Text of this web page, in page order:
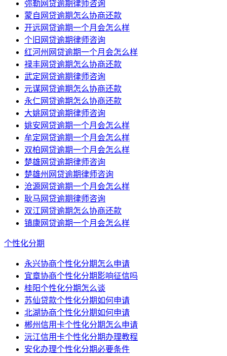
弥勒网贷逾期律师咨询
蒙自网贷逾期怎么协商还款
开远网贷逾期一个月会怎么样
个旧网贷逾期律师咨询
红河州网贷逾期一个月会怎么样
禄丰网贷逾期怎么协商还款
武定网贷逾期律师咨询
元谋网贷逾期怎么协商还款
永仁网贷逾期怎么协商还款
大姚网贷逾期律师咨询
姚安网贷逾期一个月会怎么样
牟定网贷逾期一个月会怎么样
双柏网贷逾期一个月会怎么样
楚雄网贷逾期律师咨询
楚雄州网贷逾期律师咨询
沧源网贷逾期一个月会怎么样
耿马网贷逾期律师咨询
双江网贷逾期怎么协商还款
镇康网贷逾期一个月会怎么样
个性化分期
永兴协商个性化分期怎么申请
宜章协商个性化分期影响征信吗
桂阳个性化分期怎么谈
苏仙贷款个性化分期如何申请
北湖协商个性化分期如何申请
郴州信用卡个性化分期怎么申请
沅江信用卡个性化分期办理教程
安化办理个性化分期必要条件